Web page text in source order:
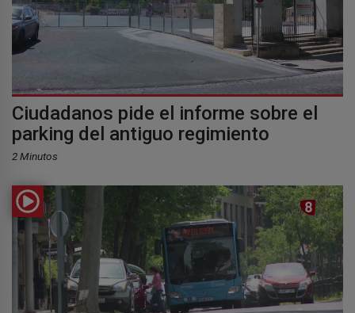
Ciudadanos pide el informe sobre el
parking del antiguo regimiento
2 Minutos